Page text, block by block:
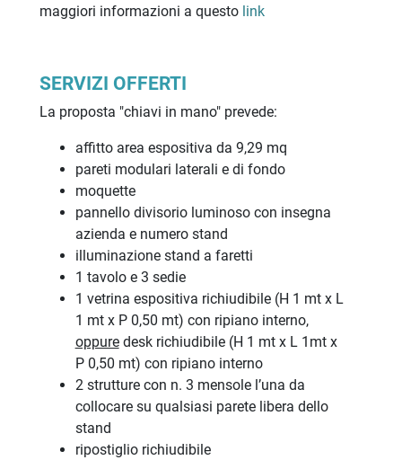
maggiori informazioni a questo link
SERVIZI OFFERTI
La proposta "chiavi in mano" prevede:
affitto area espositiva da 9,29 mq
pareti modulari laterali e di fondo
moquette
pannello divisorio luminoso con insegna
azienda e numero stand
illuminazione stand a faretti
1 tavolo e 3 sedie
1 vetrina espositiva richiudibile (H 1 mt x L
1 mt x P 0,50 mt) con ripiano interno,
oppuredesk richiudibile (H 1 mt x L 1mt x
P 0,50 mt) con ripiano interno
2 strutture con n. 3 mensole l’una da
collocare su qualsiasi parete libera dello
stand
ripostiglio richiudibile